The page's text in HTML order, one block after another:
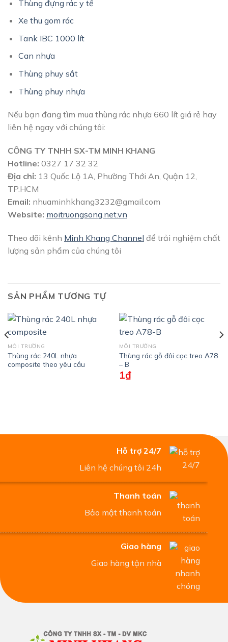
Thùng đựng rác y tế
Xe thu gom rác
Tank IBC 1000 lít
Can nhựa
Thùng phuy sắt
Thùng phuy nhựa
Nếu bạn đang tìm mua thùng rác nhựa 660 lít giá rẻ hay
liên hệ ngay với chúng tôi:
CÔNG TY TNHH SX-TM MINH KHANG
Hotline: 0327 17 32 32
Địa chỉ: 13 Quốc Lộ 1A, Phường Thới An, Quận 12,
TP.HCM
Email: nhuaminhkhang3232@gmail.com
Website: moitruongsong.net.vn
Theo dõi kênh Minh Khang Channel để trải nghiệm chất
lượng sản phẩm của chúng tôi
SẢN PHẨM TƯƠNG TỰ
MÔI TRƯỜNG
Thùng rác 240L nhựa
composite theo yêu cầu
MÔI TRƯỜNG
Thùng rác gỗ đôi cọc treo A78
– B
1₫
Hỗ trợ 24/7
Liên hệ chúng tôi 24h
Thanh toán
Bảo mật thanh toán
Giao hàng
Giao hàng tận nhà